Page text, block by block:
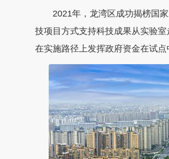
2021年，龙湾区成功揭榜国家
技项目方式支持科技成果从实验室
在实施路径上发挥政府资金在试点